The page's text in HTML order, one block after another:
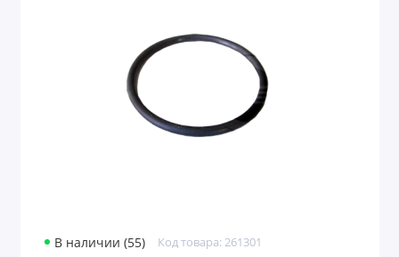
В наличии (55) Код товара: 261301